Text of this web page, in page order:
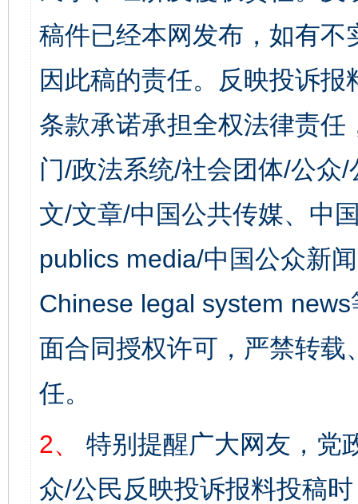
稿件已经本网发布，如有
因此稿的责任。反映投诉
条款承诺承担全权法律责
门/政法系统/社会团体/公众
文/文章/中国公共传媒、中
publics media/中国公众新
Chinese legal system
面合同授权许可，严禁转
任。
2、
特别提醒广大网友，党
众/公民反映投诉报料投稿